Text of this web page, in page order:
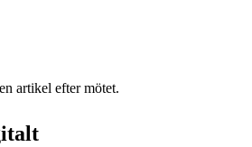
artikel efter mötet.